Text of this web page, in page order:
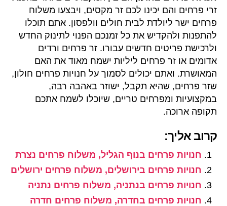
זרי פרחים והם יכינו לכם זר מקסים, ויבצעו משלוח
פרחים ישר ליולדת לבית חולים וולפסון. אתם תוכלו
להתפנות ולהקדיש את כל זמנכם הפנוי לתינוק החדש
ולרכישת פריטים חדשים עבורו. זר פרחים ורדים
אדומים או זר פרחים ליליות ישמח מאוד את האם
המאושרת. ואתם יכולים לסמוך על חנויות פרחים חולון,
שזר פרחים, שהיא תקבל, ישוזר באהבה רבה,
במקצועיות ומפרחים טריים, שיוכלו לשמח אתכם
תקופה ארוכה.
קרוב אליך:
חנויות פרחים בנוף הגליל, משלוח פרחים נצרת
חנויות פרחים בירושלים, משלוח פרחים ירושלים
חנויות פרחים בנתניה, משלוח פרחים נתניה
חנויות פרחים בחדרה, משלוח פרחים חדרה